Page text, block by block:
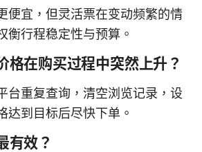
便宜，但灵活票在变动频繁的情
衡行程稳定性与预算。
格在购买过程中突然上升？
台重复查询，清空浏览记录，设
达到目标后尽快下单。
有效？